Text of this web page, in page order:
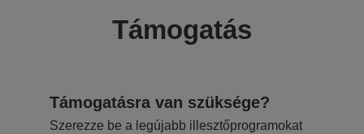
Támogatás
Támogatásra van szüksége?
Szerezze be a legújabb illesztőprogramokat